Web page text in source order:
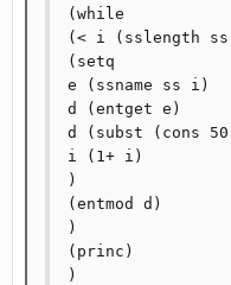
(while
(< i (sslength
(setq
e (ssname ss i)
d (entget e)
d (subst (cons
i (1+ i)
)
(entmod d)
)
(princ)
)